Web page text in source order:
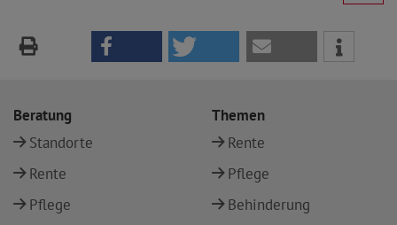
Beratung
Standorte
Rente
Pflege
Themen
Rente
Pflege
Behinderung